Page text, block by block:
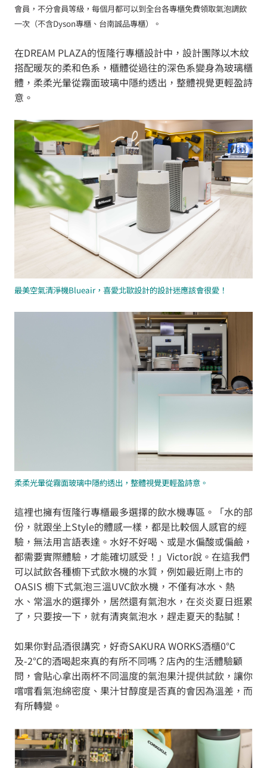
會員，不分會員等級，每個月都可以到全台各專櫃免費領取氣泡調飲
一次（不含Dyson專櫃、台南誠品專櫃）。
在DREAM PLAZA的恆隆行專櫃設計中，設計團隊以木紋
搭配暖灰的柔和色系，櫃體從過往的深色系變身為玻璃櫃
體，柔柔光暈從霧面玻璃中隱約透出，整體視覺更輕盈詩
意。
最美空氣清淨機Blueair，喜愛北歐設計的設計迷應該會很愛！
柔柔光暈從霧面玻璃中隱約透出，整體視覺更輕盈詩意。
這裡也擁有恆隆行專櫃最多選擇的飲水機專區。「水的部
份，就跟坐上Style的體感一樣，都是比較個人感官的經
驗，無法用言語表達。水好不好喝、或是水偏酸或偏鹼，
都需要實際體驗，才能確切感受！」Victor說。在這我們
可以試飲各種櫥下式飲水機的水質，例如最近剛上市的
OASIS 櫥下式氣泡三溫UVC飲水機，不僅有冰水、熱
水、常溫水的選擇外，居然還有氣泡水，在炎炎夏日逛累
了，只要按一下，就有清爽氣泡水，趕走夏天的黏膩！
如果你對品酒很講究，好奇SAKURA WORKS酒櫃0℃
及-2℃的酒喝起來真的有所不同嗎？店內的生活體驗顧
問，會貼心拿出兩杯不同溫度的氣泡果汁提供試飲，讓你
嚐嚐看氣泡綿密度、果汁甘醇度是否真的會因為溫差，而
有所轉變。